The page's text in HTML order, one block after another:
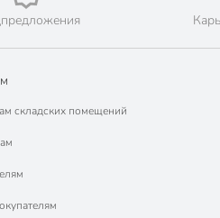
складских помещений